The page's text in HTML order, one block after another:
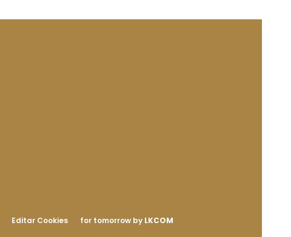
Editar Cookies for tomorrow by LKCOM